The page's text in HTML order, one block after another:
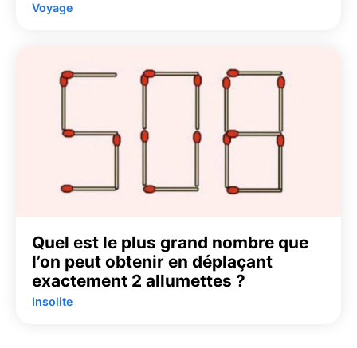
Voyage
Quel est le plus grand nombre que
l’on peut obtenir en déplaçant
exactement 2 allumettes ?
Insolite